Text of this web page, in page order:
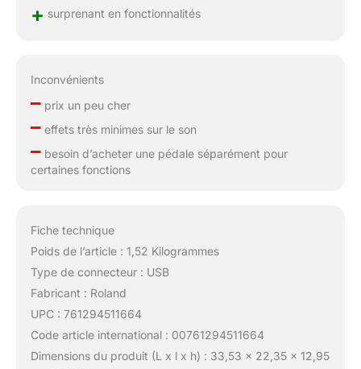
+ surprenant en fonctionnalités
Inconvénients
–prix un peu cher
–effets très minimes sur le son
–besoin d’acheter une pédale séparément pour
certaines fonctions
Fiche technique
Poids de l’article : 1,52 Kilogrammes
Type de connecteur : USB
Fabricant : Roland
UPC : 761294511664
Code article international : 00761294511664
Dimensions du produit (L x l x h) : 33,53 x 22,35 x 12,95